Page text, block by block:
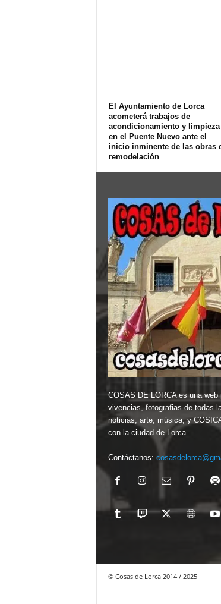
El Ayuntamiento de Lorca
acometerá trabajos de
acondicionamiento y limpieza
en el Puente Nuevo ante el
inicio inminente de las obras
remodelación
COSAS DE LORCA es una web
vivencias, fotografias de todas
noticias, arte, música, y
con la ciudad de Lorca.
Contáctanos:
© Cosas de Lorca 2014 / 2025